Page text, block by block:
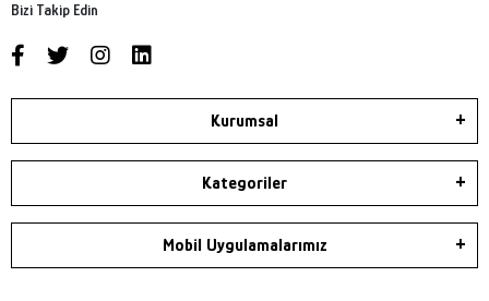
Bizi Takip Edin
Kurumsal
Kategoriler
Mobil Uygulamalarımız